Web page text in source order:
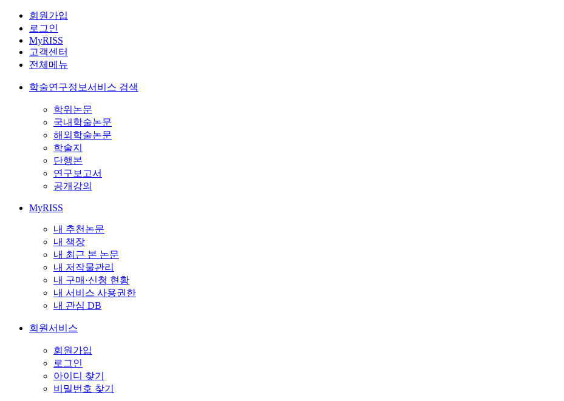
회원가입
로그인
MyRISS
고객센터
전체메뉴
학술연구정보서비스 검색
학위논문
국내학술논문
해외학술논문
학술지
단행본
연구보고서
공개강의
MyRISS
내 추천논문
내 책장
내 최근 본 논문
내 저작물관리
내 구매·신청 현황
내 서비스 사용권한
내 관심 DB
회원서비스
회원가입
로그인
아이디 찾기
비밀번호 찾기